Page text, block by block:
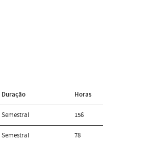
Duração Horas
Semestral 156
Semestral 78